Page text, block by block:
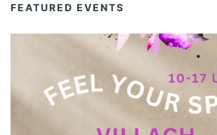
FEATURED EVENTS